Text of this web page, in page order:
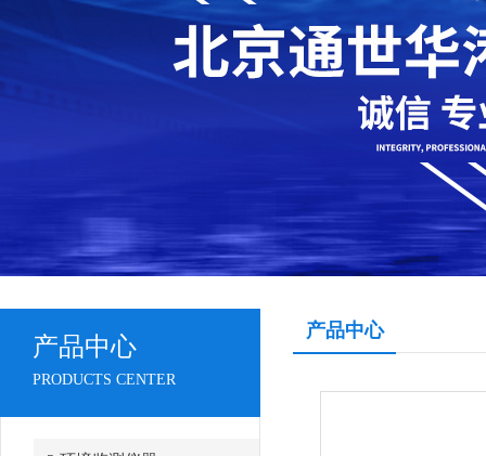
产品中心
PRODUCTS CENTER
产品中心